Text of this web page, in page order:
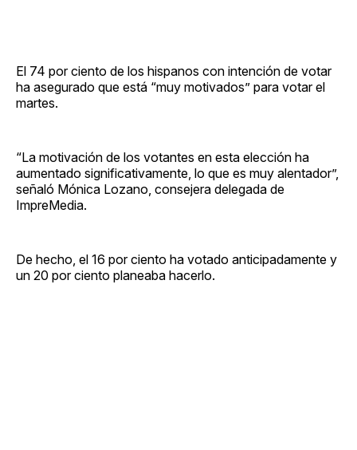
El 74 por ciento de los hispanos con intención de votar
ha asegurado que está “muy motivados” para votar el
martes.
“La motivación de los votantes en esta elección ha
aumentado significativamente, lo que es muy alentador”,
señaló Mónica Lozano, consejera delegada de
ImpreMedia.
De hecho, el 16 por ciento ha votado anticipadamente y
un 20 por ciento planeaba hacerlo.